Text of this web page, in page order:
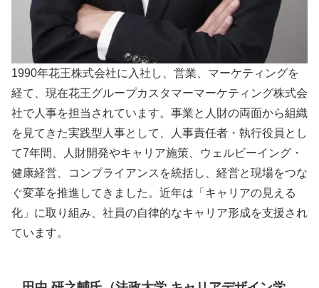
1990年花王株式会社に入社し、営業、マーケティングを
経て、現在花王グループカスタマーマーケティング株式会
社で人事を担当されています。事業と人財の両面から組織
を見てきた実践型人事として、人事責任者・執行役員とし
て7年間、人財開発やキャリア施策、ウェルビーイング・
健康経営、コンプライアンスを統括し、経営と現場をつな
ぐ変革を推進してきました。近年は「キャリアの見える
化」に取り組み、社員の自律的なキャリア形成を支援され
ています。